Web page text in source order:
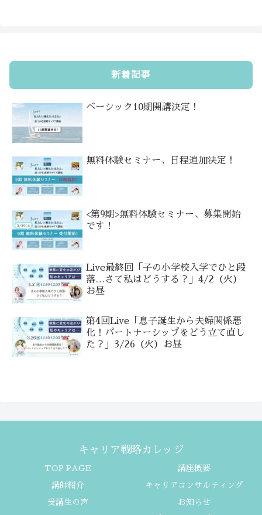
新着記事
ベーシック10期開講決定！
無料体験セミナー、日程追加決定！
<第9期>無料体験セミナー、募集開始
です！
Live最終回「子の小学校入学でひと段
落…さて私はどうする？」4/2（火）
お昼
第4回Live「息子誕生から夫婦関係悪
化！パートナーシップをどう立て直し
た？」3/26（火）お昼
キャリア戦略カレッジ
TOP PAGE 講座概要
講師紹介 キャリアコンサルティング
受講生の声 お知らせ